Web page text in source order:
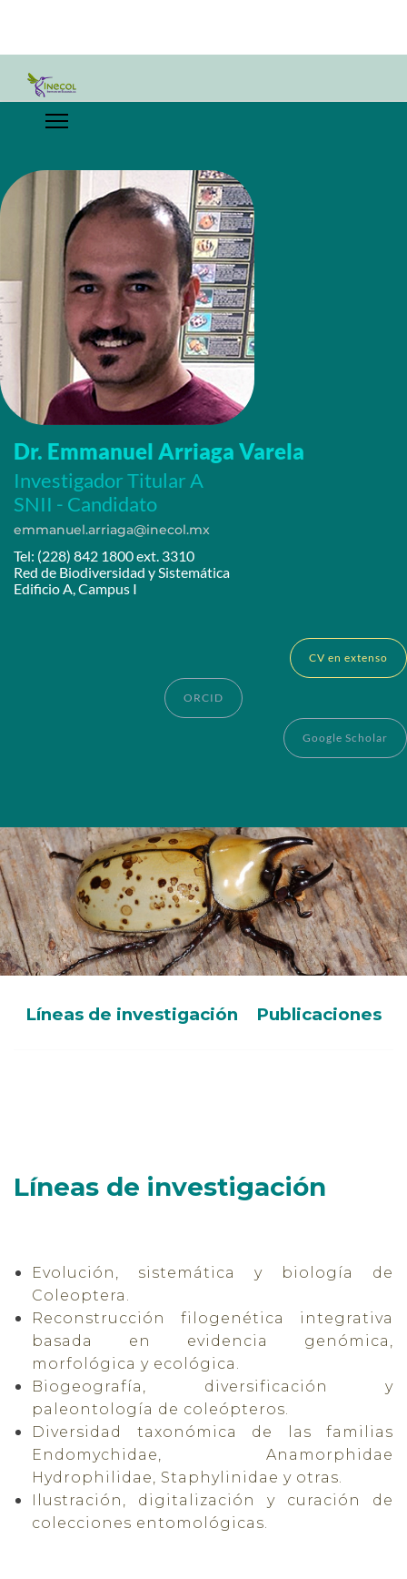
Dr. Emmanuel Arriaga Varela
Investigador Titular A
SNII - Candidato
emmanuel.arriaga@inecol.mx
Tel: (228) 842 1800 ext. 3310
Red de Biodiversidad y Sistemática
Edificio A, Campus I
CV en extenso
ORCID
Google Scholar
Líneas de investigación Publicaciones
Líneas de investigación
Evolución, sistemática y biología de
Coleoptera.
Reconstrucción filogenética integrativa
basada en evidencia genómica,
morfológica y ecológica.
Biogeografía, diversificación y
paleontología de coleópteros.
Diversidad taxonómica de las familias
Endomychidae, Anamorphidae
Hydrophilidae, Staphylinidae y otras.
Ilustración, digitalización y curación de
colecciones entomológicas.